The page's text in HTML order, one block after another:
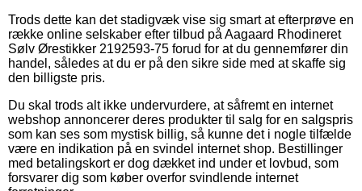
Trods dette kan det stadigvæk vise sig smart at efterprøve en
række online selskaber efter tilbud på Aagaard Rhodineret
Sølv Ørestikker 2192593-75 forud for at du gennemfører din
handel, således at du er på den sikre side med at skaffe sig
den billigste pris.
Du skal trods alt ikke undervurdere, at såfremt en internet
webshop annoncerer deres produkter til salg for en salgspris
som kan ses som mystisk billig, så kunne det i nogle tilfælde
være en indikation på en svindel internet shop. Bestillinger
med betalingskort er dog dækket ind under et lovbud, som
forsvarer dig som køber overfor svindlende internet